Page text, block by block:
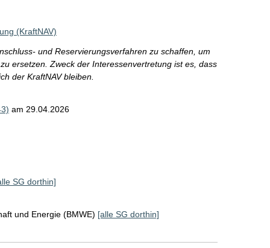
(KraftNAV)
und Reservierungsverfahren zu schaffen, um
ersetzen. Zweck der Interessenvertretung ist es, dass
der KraftNAV bleiben.
am 29.04.2026
SG dorthin]
und Energie (BMWE) [alle SG dorthin]